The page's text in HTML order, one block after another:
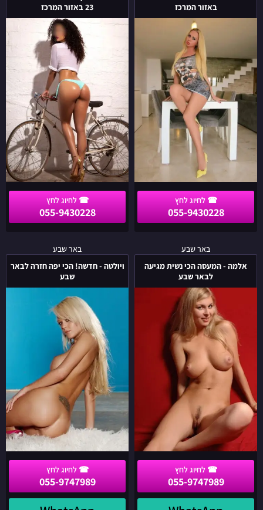
באזור המרכז
055-9430228
הצעירה
הכי
נדירה
בת
26
באזור
המרכז
23 באזור המרכז
055-9430228
האוקראינית
הכי
שובבה
בת
23
באזור
המרכז
באר שבע
אלמה - המעסה הכי נשית מגיעה
לבאר שבע
055-9747989
אלמה
-
המעסה
הכי
נשית
מגיעה
לבאר
שבע
באר שבע
ויולטה - חדשה! הכי יפה חזרה לבאר
שבע
055-9747989
ויולטה
-
חדשה!
הכי
יפה
חזרה
לבאר
שבע